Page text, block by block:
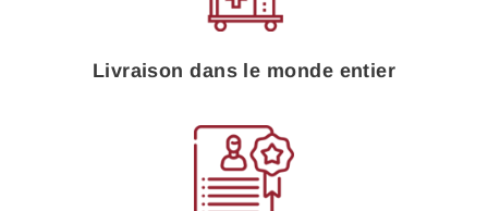
Livraison dans le monde entier